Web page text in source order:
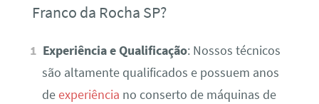
Franco da Rocha SP?
Experiência e Qualificação: Nossos técnicos
são altamente qualificados e possuem anos
deexperiência no conserto de máquinas de